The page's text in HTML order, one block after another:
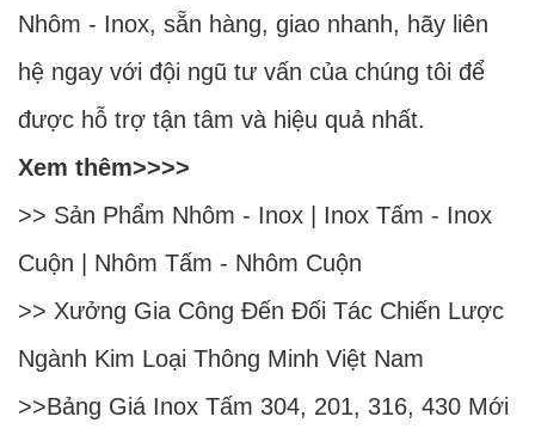
Nhôm - Inox, sẵn hàng, giao nhanh, hãy liên
hệ ngay với đội ngũ tư vấn của chúng tôi để
được hỗ trợ tận tâm và hiệu quả nhất.
Xem thêm>>>>
>> Sản Phẩm Nhôm - Inox Inox Tấm - Inox
Cuộn
Nhôm Tấm - Nhôm Cuộn
>> Xưởng Gia Công Đến Đối Tác Chiến Lược
Ngành Kim Loại Thông Minh Việt Nam
>>Bảng Giá Inox Tấm 304, 201, 316, 430 Mới